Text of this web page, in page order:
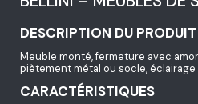
DESCRIPTION DU PRODUIT
Meuble monté, fermeture avec
piètement métal ou socle, éclairage
CARACTÉRISTIQUES